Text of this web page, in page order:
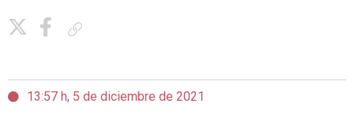
13:57 h, 5 de diciembre de 2021